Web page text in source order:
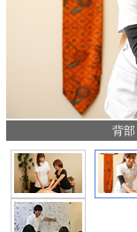
背部